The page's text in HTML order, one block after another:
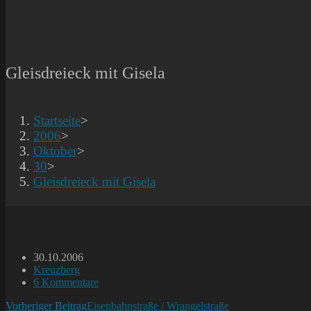
Gleisdreieck mit Gisela
Startseite>
2006>
Oktober>
30>
Gleisdreieck mit Gisela
Beitrag
veröffentlicht:
30.10.2006
Beitrags-
Kategorie:
Kreuzberg
Beitrags-
6 Kommentare
Vorheriger BeitragEisenbahnstraße / Wrangelstraße